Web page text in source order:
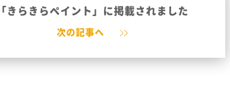
「きらきらペイント」に掲載されました
次の記事へ